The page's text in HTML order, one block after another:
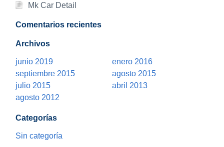
Mk Car Detail
Comentarios recientes
Archivos
junio 2019
enero 2016
septiembre 2015
agosto 2015
julio 2015
abril 2013
agosto 2012
Categorías
Sin categoría